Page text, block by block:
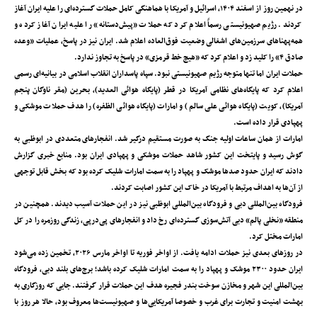
در نهمین روز از اسفند ۱۴۰۴، اسرائیل و آمریکا با هماهنگی کامل حملات گسترده‌ای را علیه ایران آغاز
کردند. رژیم صهیونیستی رسماً اعلام کرد که حملات «پیش‌دستانه» را علیه ایران آغاز کرده و
همه‌پهناهای سرزمین‌های اشغالی وضعیت فوق‌العاده اعلام شد. ایران نیز در پاسخ، عملیات «وعده
صادق ۴» را کلید زد و اعلام کرد که «هیچ خط قرمزی» در پاسخ به تجاوز ندارد.
حملات ایران اما تنها متوجه رژیم صهیونیستی نبود. سپاه پاسداران انقلاب اسلامی در بیانیه‌ای رسمی
اعلام کرد که پایگاه‌های نظامی آمریکا در قطر (پایگاه هوائی العدید)، بحرین (مقر ناوگان پنجم
آمریکا)، کویت (پایگاه هوائی علی سالم) و امارات (پایگاه هوائی الظفره) را هدف حملات موشکی و
پهپادی قرار داده است.
امارات از همان ساعات اولیه جنگ به صورت مستقیم درگیر شد. انفجارهای متعددی در ابوظبی به
گوش رسید و پایتخت این کشور شاهد حملات موشکی و پهپادی ایران بود. منابع خبری گزارش
دادند که ایران حدود صدها موشک و پهپاد را به سمت امارات شلیک کرده بود که بخش قابل توجهی
از آن‌ها به اهداف مرتبط با آمریکا در خاک این کشور اصابت کردند.
فرودگاه بین‌المللی دبی و فرودگاه بین‌المللی ابوظبی نیز در این حملات آسیب دیدند. همچنین در
منطقه «نخلی پالم» دبی آتش‌سوزی گسترده‌ای رخ داد و انفجارهای پی‌درپی، زندگی روزمره را در کل
امارات مختل کرد.
در روزهای بعدی نیز حملات ادامه یافت. از اواخر فوریه تا اواخر مارس ۲۰۲۶، تخمین زده می‌شود
ایران حدود ۲۳۰۰ موشک و پهپاد را به سمت امارات شلیک کرده باشد؛ برج‌های بلند دبی، فرودگاه
بین‌المللی این شهر و مخازن سوخت بندر فجیره هدف این حملات قرار گرفتند. جایی که روزگاری به
بهشت امنیت و تجارت برای غرب و خصوصا آمریکایی‌ها و صهیونیست‌ها معروف بود، حالا هر روز با